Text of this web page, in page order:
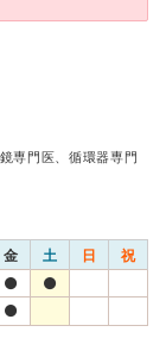
専門医、循環器専門
金 土 日 祝